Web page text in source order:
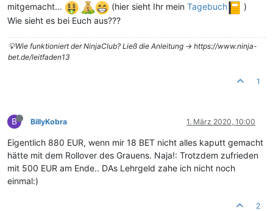
mitgemacht...
(hier sieht Ihr mein Tagebuch
)
Wie sieht es bei Euch aus???
💡Wie funktioniert der NinjaClub? Ließ die Anleitung -> https://www.ninja-
bet.de/leitfaden13
1
B BillyKobra 1. März 2020, 10:00
Eigentlich 880 EUR, wenn mir 18 BET nicht alles kaputt gemacht
hätte mit dem Rollover des Grauens. Naja!: Trotzdem zufrieden
mit 500 EUR am Ende.. DAs Lehrgeld zahe ich nicht noch
einmal:)
2